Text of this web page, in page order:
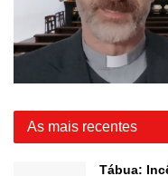
As mais recentes
Tábua: